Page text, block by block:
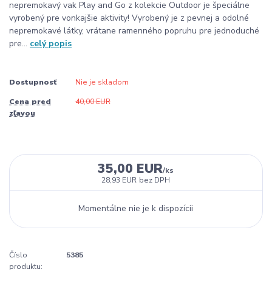
nepremokavý vak Play and Go z kolekcie Outdoor je špeciálne
vyrobený pre vonkajšie aktivity! Vyrobený je z pevnej a odolné
nepremokavé látky, vrátane ramenného popruhu pre jednoduché
pre... celý popis
Dostupnosť Nie je skladom
Cena pred
zľavou
40,00 EUR
35,00 EUR/ks
28,93 EUR bez DPH
Momentálne nie je k dispozícii
Číslo
produktu:
5385